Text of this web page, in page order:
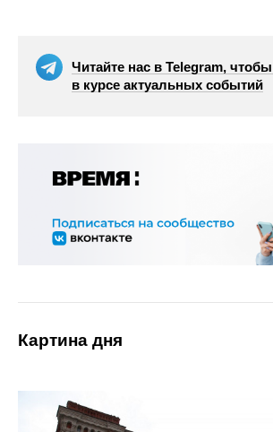
Читайте нас в Telegram,
в курсе актуальных событий
Картина дня